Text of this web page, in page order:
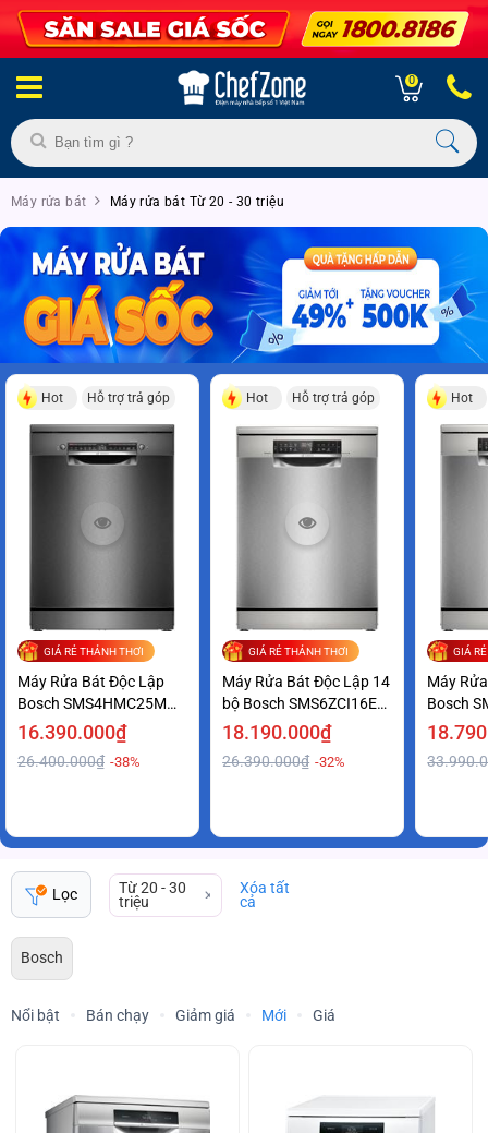
0
Máy rửa bát Máy rửa bát Từ 20 - 30 triệu
Hot Hỗ trợ trả góp
GIÁ RẺ THẢNH THƠI
Máy Rửa Bát Độc Lập
Bosch SMS4HMC25M
Series 4 Tiện Lợi Giá Ưu
16.390.000₫
26.400.000₫ -38%
Hot Hỗ trợ trả góp
GIÁ RẺ THẢNH THƠI
Máy Rửa Bát Độc Lập 14
bộ Bosch SMS6ZCI16E
series 6 Sạch Khô Hoàn
18.190.000₫
26.390.000₫ -32%
Hot
GIÁ
Máy
Bosch
Series 6
Lọc
Từ 20 - 30
triệu
Xóa tất
cả
Bosch
Nổi bật Bán chạy Giảm giá Mới Giá